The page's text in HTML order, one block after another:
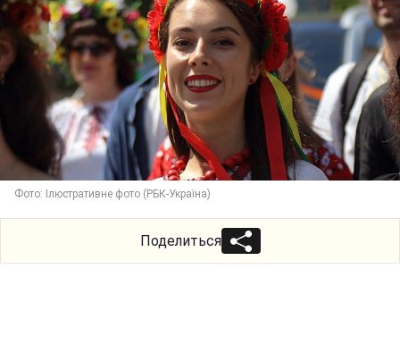
Фото: Ілюстративне фото (РБК-Україна)
Поделиться